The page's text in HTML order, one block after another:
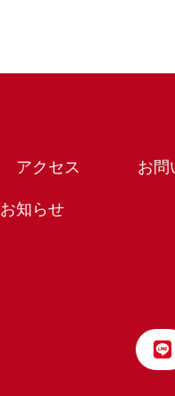
アクセス
お問
お知らせ